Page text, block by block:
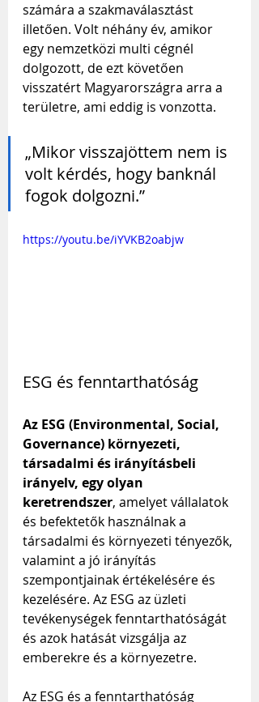
számára a szakmaválasztást
illetően. Volt néhány év, amikor
egy nemzetközi multi cégnél
dolgozott, de ezt követően
visszatért Magyarországra arra a
területre, ami eddig is vonzotta.
„Mikor visszajöttem nem is
volt kérdés, hogy banknál
fogok dolgozni.”
https://youtu.be/iYVKB2oabjw
ESG és fenntarthatóság
Az ESG (Environmental, Social,
Governance) környezeti,
társadalmi és irányításbeli
irányelv, egy olyan
keretrendszer, amelyet vállalatok
és befektetők használnak a
társadalmi és környezeti tényezők,
valamint a jó irányítás
szempontjainak értékelésére és
kezelésére. Az ESG az üzleti
tevékenységek fenntarthatóságát
és azok hatását vizsgálja az
emberekre és a környezetre.
Az ESG és a fenntarthatóság